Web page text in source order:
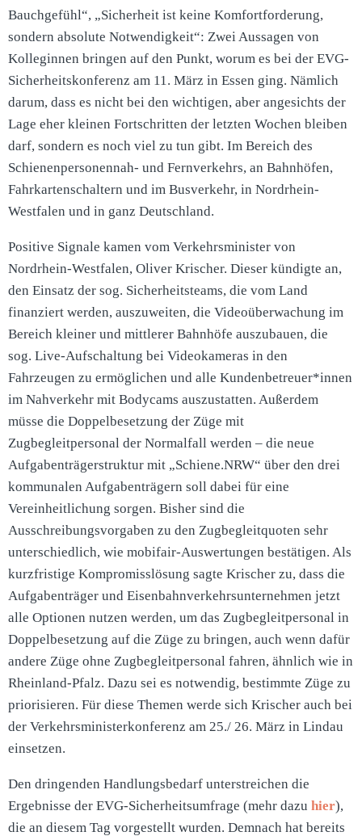
Bauchgefühl“, „Sicherheit ist keine Komfortforderung,
sondern absolute Notwendigkeit“: Zwei Aussagen von
Kolleginnen bringen auf den Punkt, worum es bei der EVG-
Sicherheitskonferenz am 11. März in Essen ging. Nämlich
darum, dass es nicht bei den wichtigen, aber angesichts der
Lage eher kleinen Fortschritten der letzten Wochen bleiben
darf, sondern es noch viel zu tun gibt. Im Bereich des
Schienenpersonennah- und Fernverkehrs, an Bahnhöfen,
Fahrkartenschaltern und im Busverkehr, in Nordrhein-
Westfalen und in ganz Deutschland.
Positive Signale kamen vom Verkehrsminister von
Nordrhein-Westfalen, Oliver Krischer. Dieser kündigte an,
den Einsatz der sog. Sicherheitsteams, die vom Land
finanziert werden, auszuweiten, die Videoüberwachung im
Bereich kleiner und mittlerer Bahnhöfe auszubauen, die
sog. Live-Aufschaltung bei Videokameras in den
Fahrzeugen zu ermöglichen und alle Kundenbetreuer*innen
im Nahverkehr mit Bodycams auszustatten. Außerdem
müsse die Doppelbesetzung der Züge mit
Zugbegleitpersonal der Normalfall werden – die neue
Aufgabenträgerstruktur mit „Schiene.NRW“ über den drei
kommunalen Aufgabenträgern soll dabei für eine
Vereinheitlichung sorgen. Bisher sind die
Ausschreibungsvorgaben zu den Zugbegleitquoten sehr
unterschiedlich, wie mobifair-Auswertungen bestätigen. Als
kurzfristige Kompromisslösung sagte Krischer zu, dass die
Aufgabenträger und Eisenbahnverkehrsunternehmen jetzt
alle Optionen nutzen werden, um das Zugbegleitpersonal in
Doppelbesetzung auf die Züge zu bringen, auch wenn dafür
andere Züge ohne Zugbegleitpersonal fahren, ähnlich wie in
Rheinland-Pfalz. Dazu sei es notwendig, bestimmte Züge zu
priorisieren. Für diese Themen werde sich Krischer auch bei
der Verkehrsministerkonferenz am 25./ 26. März in Lindau
einsetzen.
Den dringenden Handlungsbedarf unterstreichen die
Ergebnisse der EVG-Sicherheitsumfrage (mehr dazu hier),
die an diesem Tag vorgestellt wurden. Demnach hat bereits